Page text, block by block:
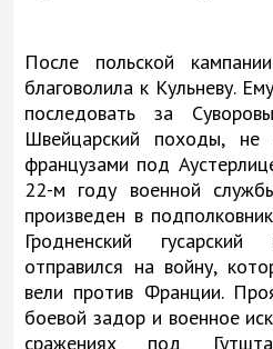
После польской
благоволила к Кульневу.
последовать за
Швейцарский походы, не
французами под
22-м году военной
произведен в
Гродненский
отправился на войну,
вели против Франции.
боевой задор и военное
сражениях под